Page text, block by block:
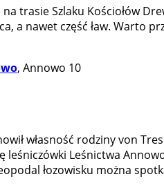
na trasie Szlaku Kościołów
a nawet część ław. Warto
, Annowo 10
własność rodziny von
leśniczówki Leśnictwa
łozowisku można